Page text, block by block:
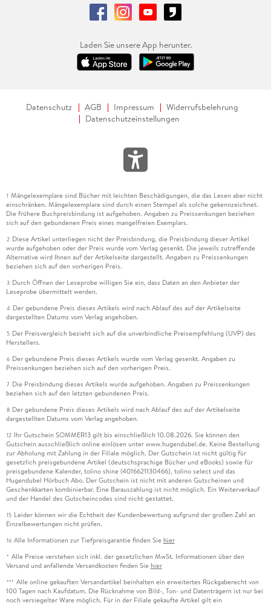
Laden Sie unsere App herunter.
Datenschutz AGB Impressum
Widerrufsbelehrung
Datenschutzeinstellungen
1 Mängelexemplare sind Bücher mit leichten Beschädigungen, die das Lesen aber nicht
einschränken. Mängelexemplare sind durch einen Stempel als solche gekennzeichnet.
Die frühere Buchpreisbindung ist aufgehoben. Angaben zu Preissenkungen beziehen
sich auf den gebundenen Preis eines mangelfreien Exemplars.
2 Diese Artikel unterliegen nicht der Preisbindung, die Preisbindung dieser Artikel
wurde aufgehoben oder der Preis wurde vom Verlag gesenkt. Die jeweils zutreffende
Alternative wird Ihnen auf der Artikelseite dargestellt. Angaben zu Preissenkungen
beziehen sich auf den vorherigen Preis.
3 Durch Öffnen der Leseprobe willigen Sie ein, dass Daten an den Anbieter der
Leseprobe übermittelt werden.
4 Der gebundene Preis dieses Artikels wird nach Ablauf des auf der Artikelseite
dargestellten Datums vom Verlag angehoben.
5 Der Preisvergleich bezieht sich auf die unverbindliche Preisempfehlung (UVP) des
Herstellers.
6 Der gebundene Preis dieses Artikels wurde vom Verlag gesenkt. Angaben zu
Preissenkungen beziehen sich auf den vorherigen Preis.
7 Die Preisbindung dieses Artikels wurde aufgehoben. Angaben zu Preissenkungen
beziehen sich auf den letzten gebundenen Preis.
8 Der gebundene Preis dieses Artikels wird nach Ablauf des auf der Artikelseite
dargestellten Datums vom Verlag angehoben.
12 Ihr Gutschein SOMMER13 gilt bis einschließlich 10.08.2026. Sie können den
Gutschein ausschließlich online einlösen unter www.hugendubel.de. Keine Bestellung
zur Abholung mit Zahlung in der Filiale möglich. Der Gutschein ist nicht gültig für
gesetzlich preisgebundene Artikel (deutschsprachige Bücher und eBooks) sowie für
preisgebundene Kalender, tolino shine (4016621130466), tolino select und das
Hugendubel Hörbuch Abo. Der Gutschein ist nicht mit anderen Gutscheinen und
Geschenkkarten kombinierbar. Eine Barauszahlung ist nicht möglich. Ein Weiterverkauf
und der Handel des Gutscheincodes sind nicht gestattet.
15 Leider können wir die Echtheit der Kundenbewertung aufgrund der großen Zahl an
Einzelbewertungen nicht prüfen.
16 Alle Informationen zur Tiefpreisgarantie finden Sie hier
* Alle Preise verstehen sich inkl. der gesetzlichen MwSt. Informationen über den
Versand und anfallende Versandkosten finden Sie hier
*** Alle online gekauften Versandartikel beinhalten ein erweitertes Rückgaberecht von
100 Tagen nach Kaufdatum. Die Rücknahme von Bild-, Ton- und Datenträgern ist nur bei
noch versiegelter Ware möglich. Für in der Filiale gekaufte Artikel gilt ein